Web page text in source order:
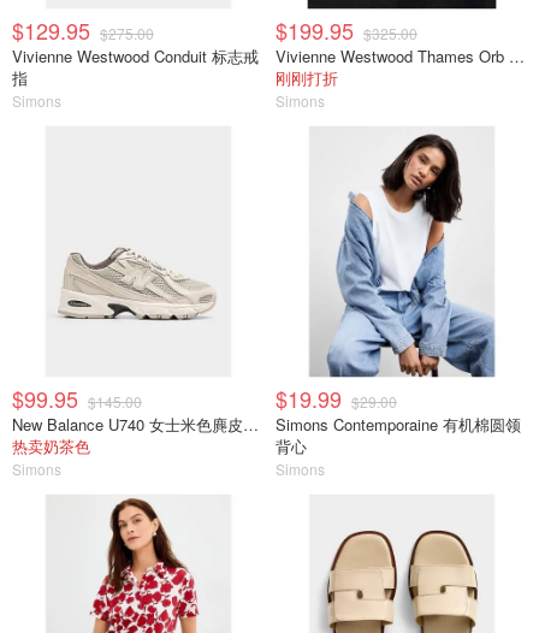
$129.95 $275.00
Vivienne Westwood Conduit 标志戒
指
Simons
$199.95 $325.00
Vivienne Westwood Thames Orb 项链 银色
刚刚打折
Simons
$99.95 $145.00
New Balance U740 女士米色麂皮运动鞋
热卖奶茶色
Simons
$19.99 $29.00
Simons Contemporaine 有机棉圆领
背心
Simons